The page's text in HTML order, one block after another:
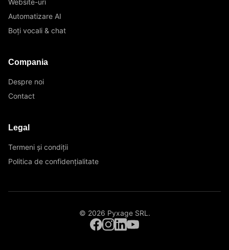
Website-uri
Automatizare AI
Boți vocali & chat
Compania
Despre noi
Contact
Legal
Termeni și condiții
Politica de confidențialitate
© 2026 Pyxage SRL .